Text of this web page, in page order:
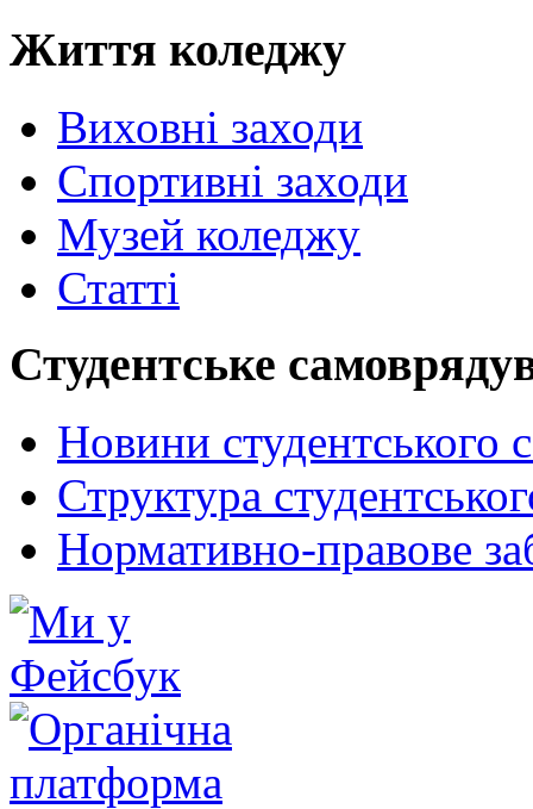
Життя коледжу
Виховні заходи
Спортивні заходи
Музей коледжу
Статті
Студентське
Новини студентського
Структура
Нормативно-правове